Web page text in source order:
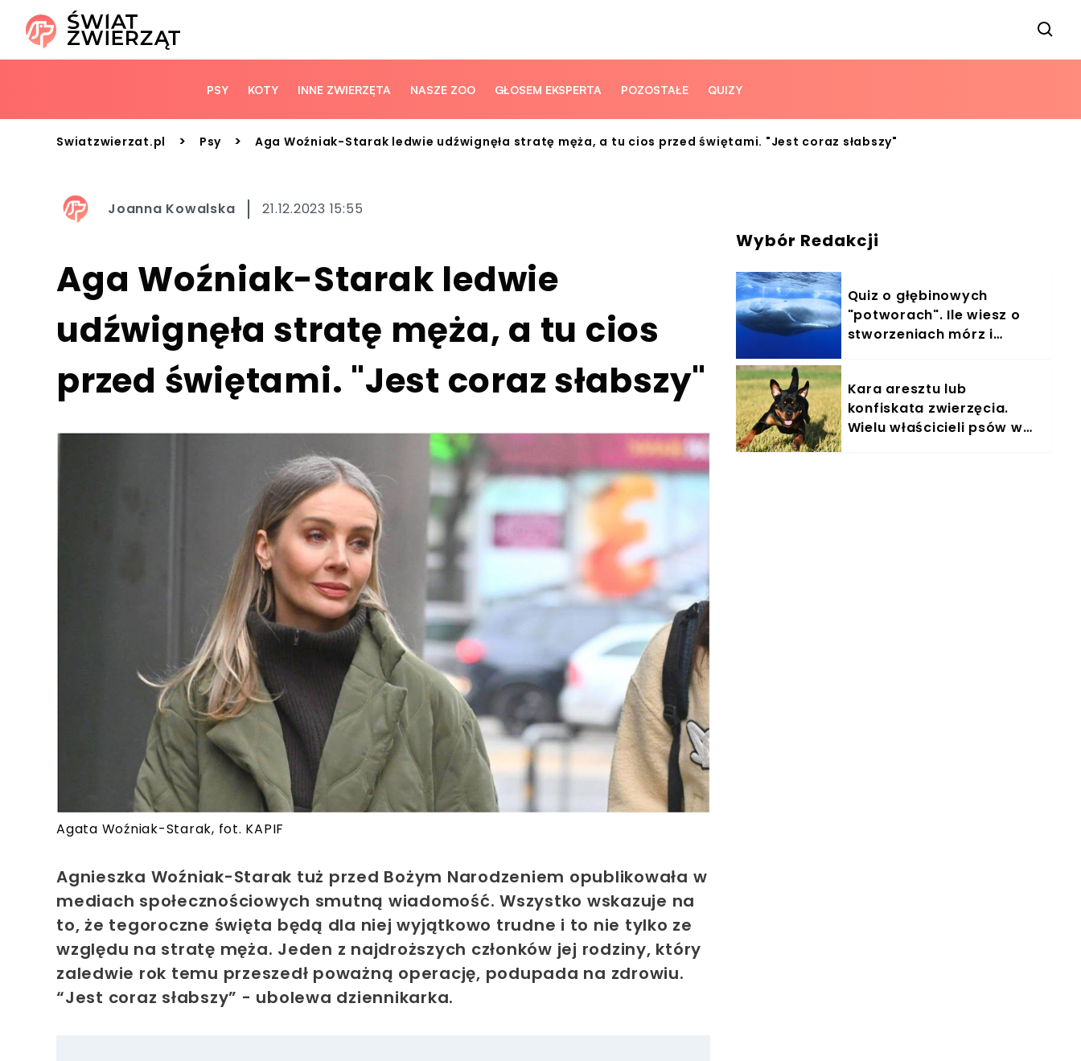
PSY KOTY INNE ZWIERZĘTA NASZE ZOO GŁOSEM EKSPERTA POZOSTAŁE QUIZY
Swiatzwierzat.pl > Psy > Aga Woźniak-Starak ledwie udźwignęła stratę męża, a tu cios przed świętami. "Jest coraz słabszy"
Joanna Kowalska 21.12.2023 15:55
Aga Woźniak-Starak ledwie
udźwignęła stratę męża, a tu cios
przed świętami. "Jest coraz słabszy"
Agata Woźniak-Starak, fot. KAPIF
Agnieszka Woźniak-Starak tuż przed Bożym Narodzeniem opublikowała w
mediach społecznościowych smutną wiadomość. Wszystko wskazuje na
to, że tegoroczne święta będą dla niej wyjątkowo trudne i to nie tylko ze
względu na stratę męża. Jeden z najdroższych członków jej rodziny, który
zaledwie rok temu przeszedł poważną operację, podupada na zdrowiu.
“Jest coraz słabszy” - ubolewa dziennikarka.
Wybór Redakcji
Quiz o głębinowych
"potworach". Ile wiesz o
stworzeniach mórz i
Kara aresztu lub
konfiskata zwierzęcia.
Wielu właścicieli psów w